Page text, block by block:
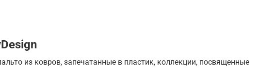
из ковров, запечатанные в пластик, коллекции, посвященные